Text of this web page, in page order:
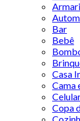
Bar
Bebê
Casa
Cama
Copa